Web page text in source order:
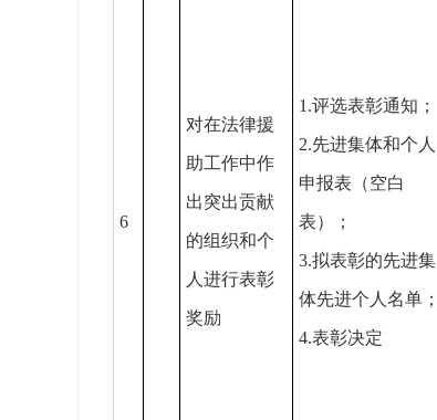
6
对在法律援
助工作中作
出突出贡献
的组织和个
人进行表彰
奖励
1.评选表彰通知；
2.先进集体和个人
申报表（空白
表）；
3.拟表彰的先进集
体先进个人名单；
4.表彰决定